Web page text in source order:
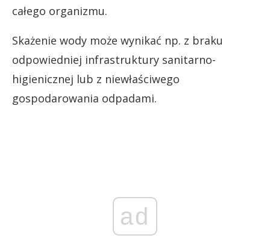
całego organizmu.
Skażenie wody może wynikać np. z braku
odpowiedniej infrastruktury sanitarno-
higienicznej lub z niewłaściwego
gospodarowania odpadami.
ad